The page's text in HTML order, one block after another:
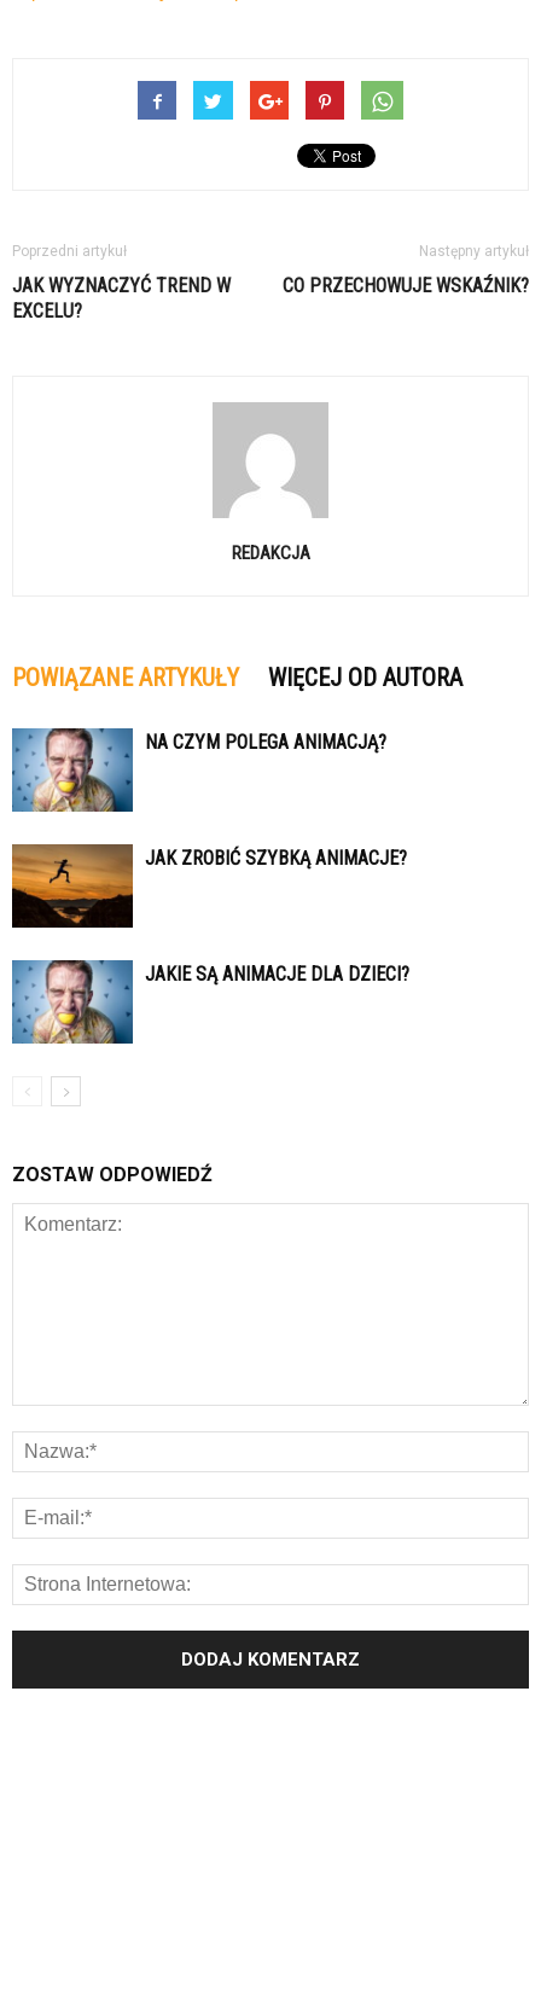
Poprzedni artykuł
JAK WYZNACZYĆ TREND W
EXCELU?
Następny artykuł
CO PRZECHOWUJE WSKAŹNIK?
REDAKCJA
POWIĄZANE ARTYKUŁY WIĘCEJ OD AUTORA
NA CZYM POLEGA ANIMACJĄ?
JAK ZROBIĆ SZYBKĄ ANIMACJE?
JAKIE SĄ ANIMACJE DLA DZIECI?
ZOSTAW ODPOWIEDŹ